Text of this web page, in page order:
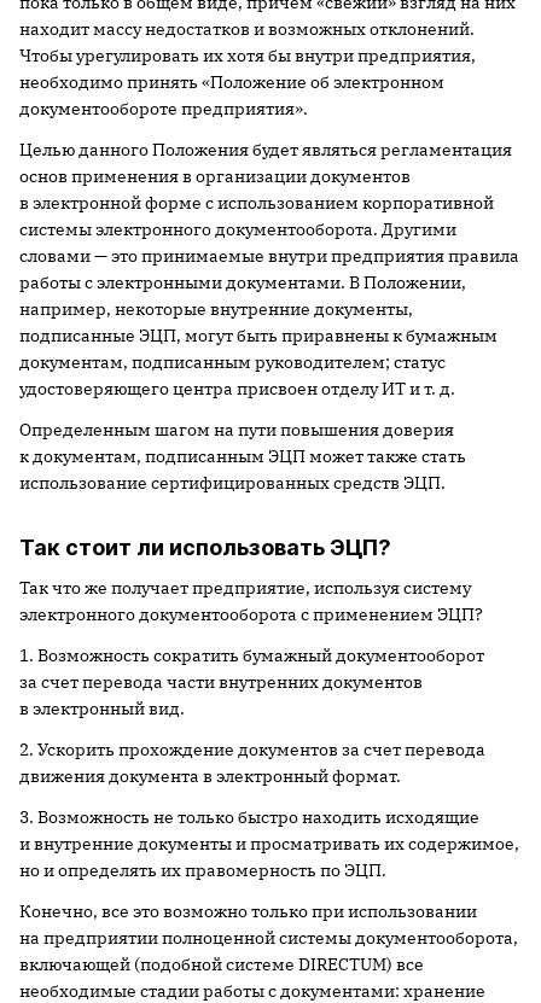
находит массу недостатков и возможных отклонений.
Чтобы урегулировать их хотя бы внутри предприятия,
необходимо принять «Положение об электронном
документообороте предприятия».
Целью данного Положения будет являться регламентация
основ применения в организации документов
в электронной форме с использованием корпоративной
системы электронного документооборота. Другими
словами — это принимаемые внутри предприятия правила
работы с электронными документами. В Положении,
например, некоторые внутренние документы,
подписанные ЭЦП, могут быть приравнены к бумажным
документам, подписанным руководителем; статус
удостоверяющего центра присвоен отделу ИТ и т. д.
Определенным шагом на пути повышения доверия
к документам, подписанным ЭЦП может также стать
использование сертифицированных средств ЭЦП.
Так стоит ли использовать ЭЦП?
Так что же получает предприятие, используя систему
электронного документооборота с применением ЭЦП?
1. Возможность сократить бумажный документооборот
за счет перевода части внутренних документов
в электронный вид.
2. Ускорить прохождение документов за счет перевода
движения документа в электронный формат.
3. Возможность не только быстро находить исходящие
и внутренние документы и просматривать их содержимое,
но и определять их правомерность по ЭЦП.
Конечно, все это возможно только при использовании
на предприятии полноценной системы документооборота,
включающей (подобной системе DIRECTUM) все
необходимые стадии работы с документами: хранение